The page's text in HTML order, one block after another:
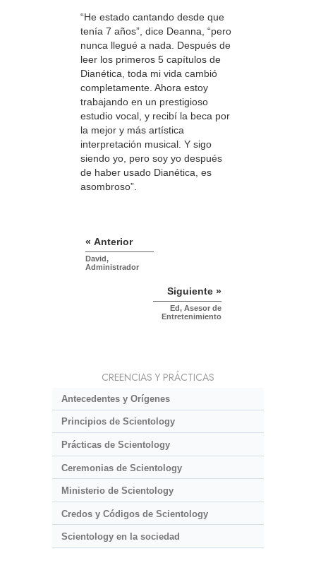
“He estado cantando desde que
tenía 7 años”, dice Deanna, “pero
nunca llegué a nada. Después de
leer los primeros 5 capítulos de
Dianética, toda mi vida cambió
completamente. Ahora estoy
trabajando en un prestigioso
estudio vocal, y recibí la beca por
la mejor y más artística
interpretación musical. Y sigo
siendo yo, pero soy yo después
de haber usado Dianética, es
asombroso”.
« Anterior
David,
Administrador
Siguiente »
Ed, Asesor de
Entretenimiento
CREENCIAS Y PRÁCTICAS
Antecedentes y Orígenes
Principios de Scientology
Prácticas de Scientology
Ceremonias de Scientology
Ministerio de Scientology
Credos y Códigos de Scientology
Scientology en la sociedad